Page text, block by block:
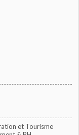
et Tourisme